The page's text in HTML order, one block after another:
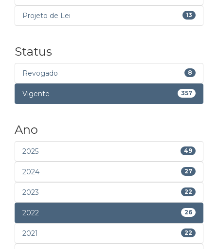
Projeto de Lei 13
Status
Revogado 8
Vigente 357
Ano
2025 49
2024 27
2023 22
2022 26
2021 22